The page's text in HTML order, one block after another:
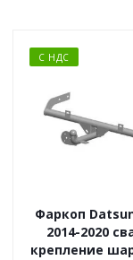
С НДС
Фаркоп
2014-2020
крепление